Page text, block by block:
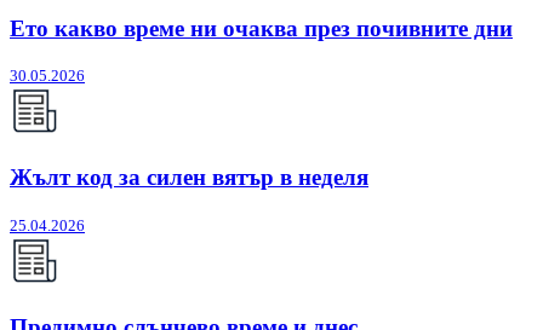
Ето какво време ни очаква през почивните дни
30.05.2026
Жълт код за силен вятър в неделя
25.04.2026